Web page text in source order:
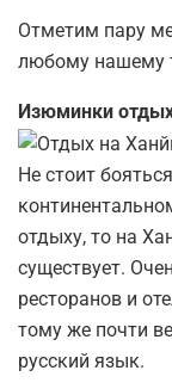
Отметим пару
любому нашему
Изюминки
Не стоит
отдыху, то на
существует.
ресторанов и
тому же почти
русский язык.